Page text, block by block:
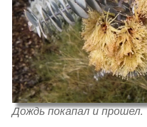
Дождь покапал и прошел.